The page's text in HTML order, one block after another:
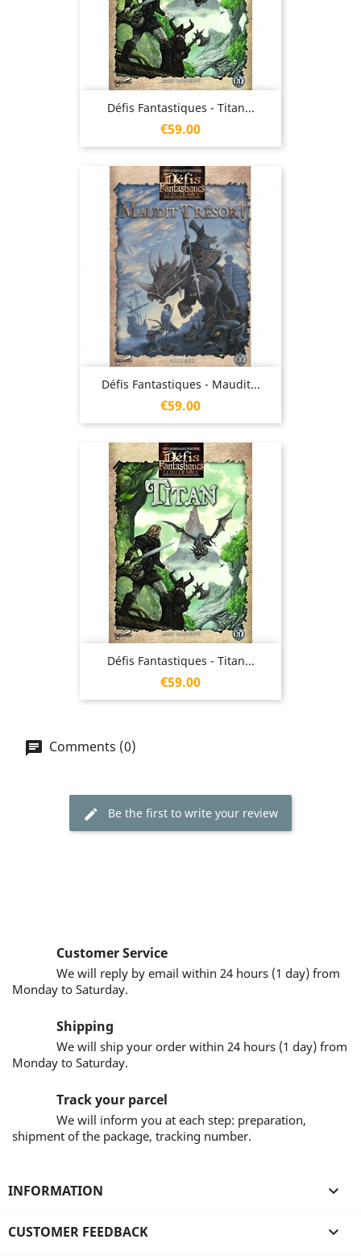
Défis Fantastiques - Titan...
Price
€59.00
Défis Fantastiques - Maudit...
Price
€59.00
Défis Fantastiques - Titan...
Price
€59.00
Comments (0)
Be the first to write your review
Customer Service
We will reply by email within 24 hours (1 day) from
Monday to Saturday.
Shipping
We will ship your order within 24 hours (1 day) from
Monday to Saturday.
Track your parcel
We will inform you at each step: preparation,
shipment of the package, tracking number.
INFORMATION 
CUSTOMER FEEDBACK 